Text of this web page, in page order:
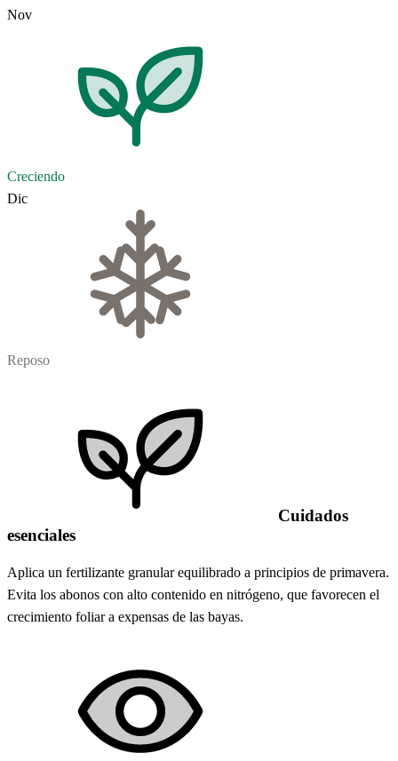
Nov
Creciendo
Dic
Reposo
Cuidados
esenciales
Aplica un fertilizante granular equilibrado a principios de primavera.
Evita los abonos con alto contenido en nitrógeno, que favorecen el
crecimiento foliar a expensas de las bayas.